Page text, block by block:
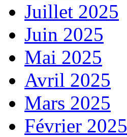
Juillet 2025
Juin 2025
Mai 2025
Avril 2025
Mars 2025
Février 2025